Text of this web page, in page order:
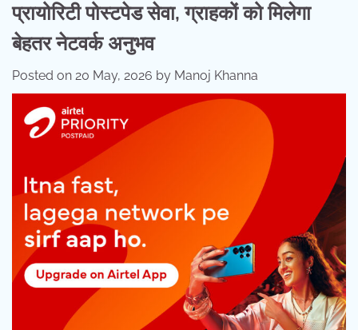
प्रायोरिटी पोस्टपेड सेवा, ग्राहकों को मिलेगा
बेहतर नेटवर्क अनुभव
Posted on 20 May, 2026 by Manoj Khanna